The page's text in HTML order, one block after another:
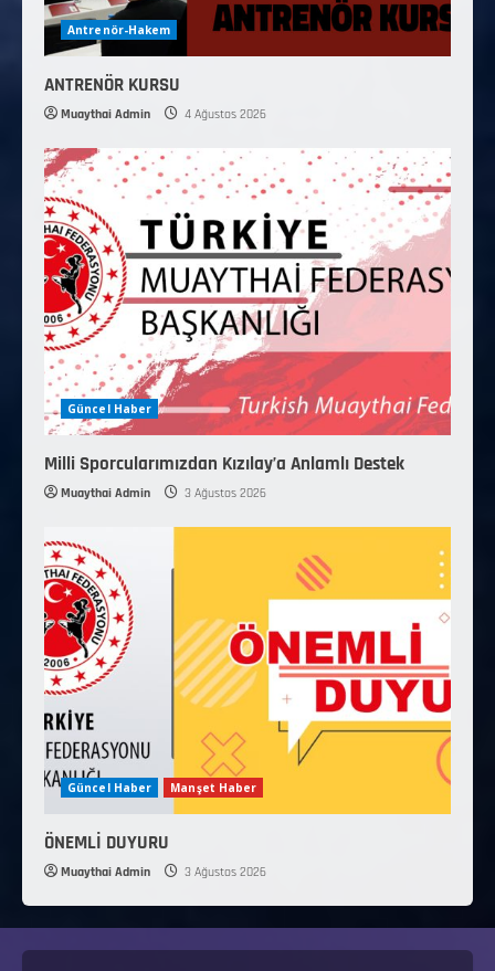
Antrenör-Hakem
ANTRENÖR KURSU
Muaythai Admin 4 Ağustos 2026
Güncel Haber
Milli Sporcularımızdan Kızılay’a Anlamlı Destek
Muaythai Admin 3 Ağustos 2026
Güncel Haber Manşet Haber
ÖNEMLİ DUYURU
Muaythai Admin 3 Ağustos 2026